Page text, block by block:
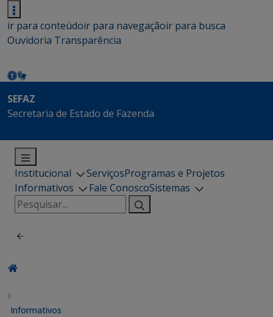
ir para conteúdoir para navegaçãoir para busca
Ouvidoria Transparência
SEFAZ
Secretaria de Estado de Fazenda
Institucional ServiçosProgramas e Projetos
Informativos
Fale ConoscoSistemas
Pesquisar
por:
Informativos